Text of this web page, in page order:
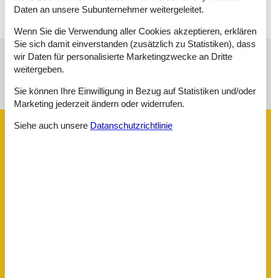
Sonnenstand über dem gewählten Objekt 😎
Ausstattung
Daten an unsere Subunternehmer weitergeleitet.
Wenn Sie die Verwendung aller Cookies akzeptieren, erklären
Sie sich damit einverstanden (zusätzlich zu Statistiken), dass
wir Daten für personalisierte Marketingzwecke an Dritte
weitergeben.
Sie können Ihre Einwilligung in Bezug auf Statistiken und/oder
Marketing jederzeit ändern oder widerrufen.
Siehe auch unsere Datanschutzrichtlinie